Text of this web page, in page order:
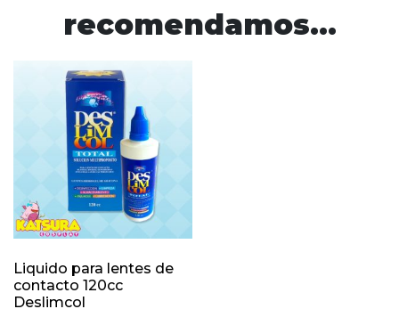
recomendamos…
Liquido para lentes de
contacto 120cc
Deslimcol